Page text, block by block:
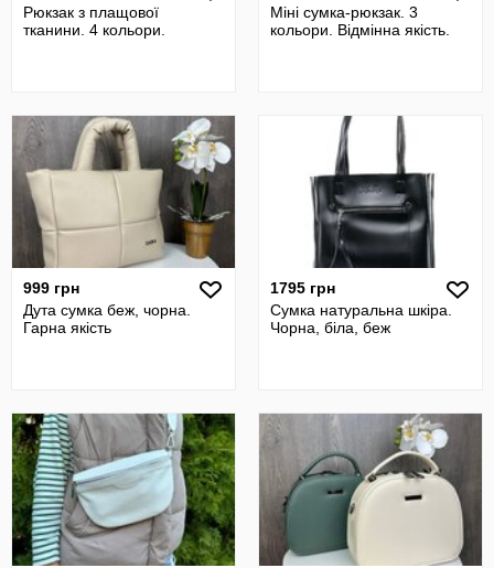
Рюкзак з плащової
тканини. 4 кольори.
Міні сумка-рюкзак. 3
кольори. Відмінна якість.
999 грн
Дута сумка беж, чорна.
Гарна якість
1795 грн
Сумка натуральна шкіра.
Чорна, біла, беж